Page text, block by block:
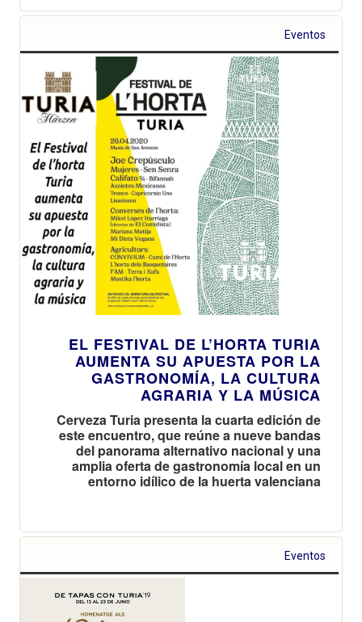
Eventos
EL FESTIVAL DE L’HORTA TURIA
AUMENTA SU APUESTA POR LA
GASTRONOMÍA, LA CULTURA
AGRARIA Y LA MÚSICA
Cerveza Turia presenta la cuarta edición de
este encuentro, que reúne a nueve bandas
del panorama alternativo nacional y una
amplia oferta de gastronomía local en un
entorno idílico de la huerta valenciana
Eventos